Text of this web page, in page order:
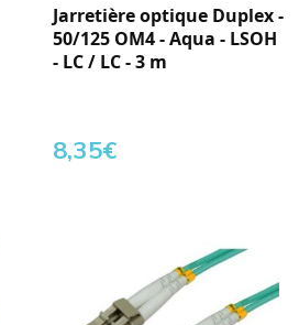
Jarretière optique Duplex -
50/125 OM4 - Aqua - LSOH
- LC / LC - 3 m
8,35€